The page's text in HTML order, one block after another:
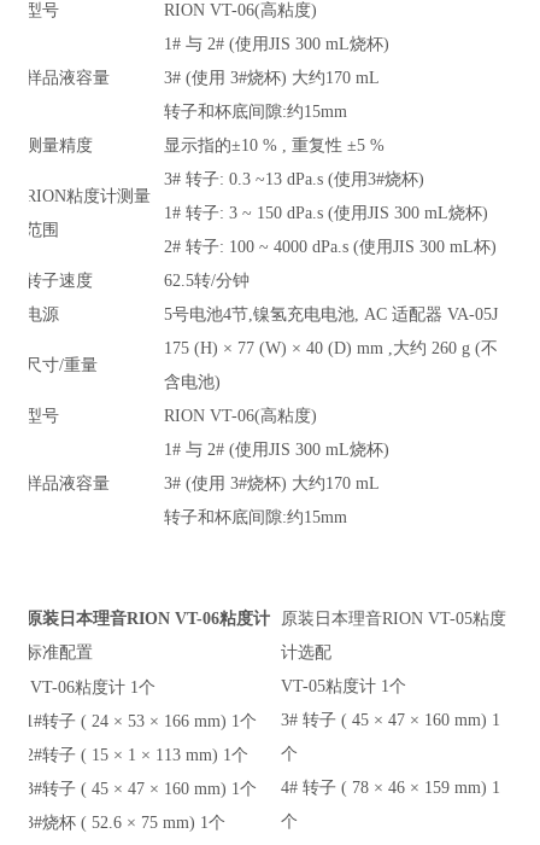
型号 RION VT-06(高粘度)
样品液容量
1# 与2# (使用JIS 300 mL烧杯)
3# (使用3#烧杯) 大约170 mL
转子和杯底间隙:约15mm
测量精度
显示指的±10 % ,重复性 ±5 %
RION粘度计测量
范围
3# 转子: 0.3 ~13 dPa.s (使用3#烧杯)
1# 转子: 3 ~ 150 dPa.s (使用JIS 300 mL烧杯)
2# 转子: 100 ~ 4000 dPa.s (使用JIS 300 mL杯)
转子速度
62.5转/分钟
电源
5号电池4节,镍氢充电电池, AC适配器VA-05J
尺寸/重量
175 (H) × 77 (W) ×40 (D) mm ,大约260 g (不
含电池)
型号
RION VT-06(高粘度)
样品液容量
1# 与2# (使用JIS 300 mL烧杯)
3# (使用3#烧杯) 大约170 mL
转子和杯底间隙:约15mm
原装日本理音RION VT-06粘度计
标准配置
VT-06粘度计 1个
1#转子 ( 24 × 53 × 166 mm) 1个
2#转子 ( 15 × 1 × 113 mm) 1个
3#转子 ( 45 × 47 × 160 mm) 1个
3#烧杯 ( 52.6 × 75 mm) 1个
原装日本理音RION VT-05粘度
计选配
VT-05粘度计 1个
3# 转子 ( 45 × 47 × 160 mm) 1
个
4# 转子 ( 78 × 46 × 159 mm) 1
个